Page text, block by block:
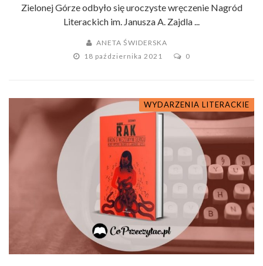
Zielonej Górze odbyło się uroczyste wręczenie Nagród
Literackich im. Janusza A. Zajdla ...
ANETA ŚWIDERSKA
18 października 2021
0
WYDARZENIA LITERACKIE